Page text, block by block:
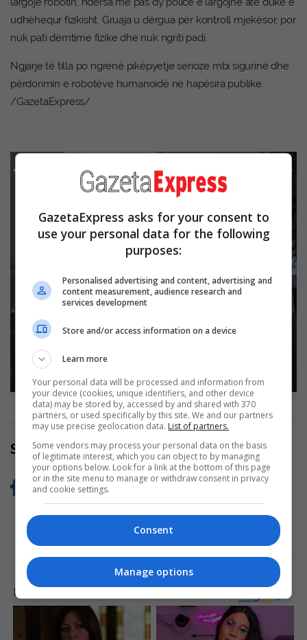
udhëhequr fizikisht. Gruaja u dërgua për kontroll mjekësor, por
nuk pati dëmtime fizike dhe nuk ngriti padi.
Ngjarje të tilla po ngrenë pikëpyetje serioze mbi sigurinë dhe
përdorimin e robotëve humanoidë në hapësira publike.
/GazetaExpress/
Ngrihet aktakuzë kundër 20 personave
për krime lufte për gjykim në mungesë
Share Now
LAJME NGA INTERNETI
GazetaExpress asks for your consent to
use your personal data for the following
purposes:
Personalised advertising and content, advertising and
content measurement, audience research and
services development
Store and/or access information on a device
Learn more
Your personal data will be processed and information from
your device (cookies, unique identifiers, and other device
data) may be stored by, accessed by and shared with 370
partners, or used specifically by this site. We and our partners
may use precise geolocation data. List of partners.
Some vendors may process your personal data on the basis
of legitimate interest, which you can object to by managing
your options below. Look for a link at the bottom of this page
or in the site menu to manage or withdraw consent in privacy
and cookie settings.
Consent
Manage options